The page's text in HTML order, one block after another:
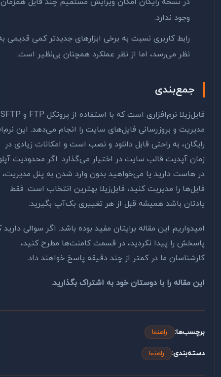
وجود ندارد.
رابط کاربری نسبت به برخی ابزارهای جدیدتر کمی قدیمی به
نظر می‌رسد، اما از نظر عملکرد همچنان بی‌نظیر است.
جمع‌بندی
فایل‌زیلا نرم‌افزاری است که با استفاده از پروتکل FTP و SFTP کار
و بروزرسانی فایل‌های سایت را انجام می‌دهد. این نرم‌افزار
به راحتی قابل دانلود و نصب است و امکانات زیادی در
آپدیت قالب سایت در اختیار می‌گذارد. اگر محدودیت آپلود
هاست دارید یا می‌خواهید بدون وارد شدن به پنل مدیریت،
را مدیریت کنید، فایل‌زیلا بهترین انتخاب است. فقط
باشد همیشه قبل از هر تغییری بک‌آپ بگیرید.
این مقاله برایتان مفید بوده باشد. اگر سوالی دارید که
را پیدا نکردید، در قسمت کامنت‌ها مطرح کنید،
ما در کمتر از چند دقیقه پاسخ خواهند داد.
مقاله را با دوستان خود به اشتراک بگذارید.
راهنما
راهنما